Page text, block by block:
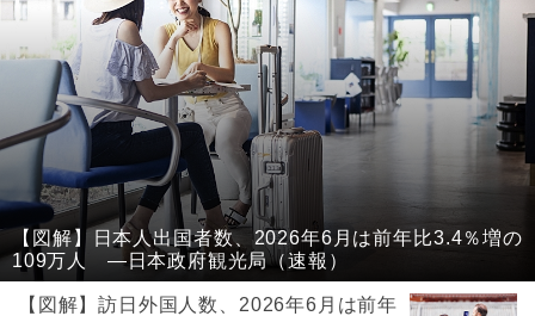
【図解】日本人出国者数、2026年6月は前年比3.4％増の
109万人 ―日本政府観光局（速報）
【図解】訪日外国人数、2026年6月は前年